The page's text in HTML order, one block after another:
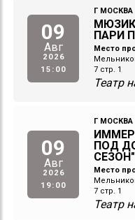
09
Авг
2026
15:00
Г МОСКВА
ПАРИ
Место
7 стр. 1
Театр
09
Авг
2026
19:00
Г МОСКВА
ПОД
СЕЗОН"
Место
7 стр. 1
Театр